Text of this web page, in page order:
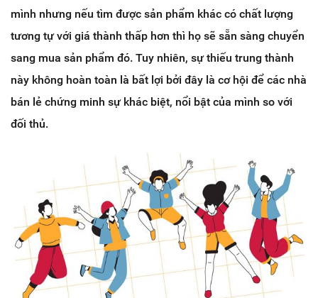
mình nhưng nếu tìm được sản phẩm khác có chất lượng
tương tự với giá thành thấp hơn thì họ sẽ sẵn sàng chuyển
sang mua sản phẩm đó. Tuy nhiên, sự thiếu trung thành
này không hoàn toàn là bất lợi bởi đây là cơ hội để các nhà
bán lẻ chứng minh sự khác biệt, nổi bật của mình so với
đối thủ.